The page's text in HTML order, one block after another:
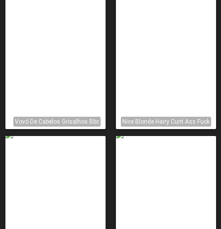
Vovó De Cabelos Grisalhos Bbc Nice Blonde Hairy Cunt Ass Fuck